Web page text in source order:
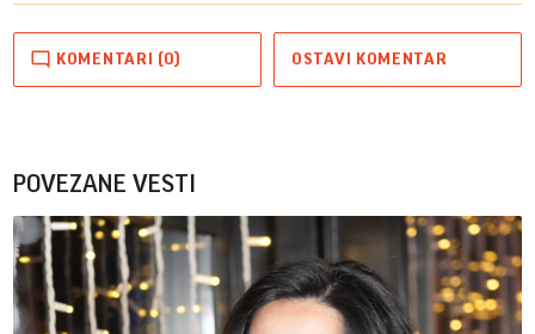
KOMENTARI (0) OSTAVI KOMENTAR
POVEZANE VESTI